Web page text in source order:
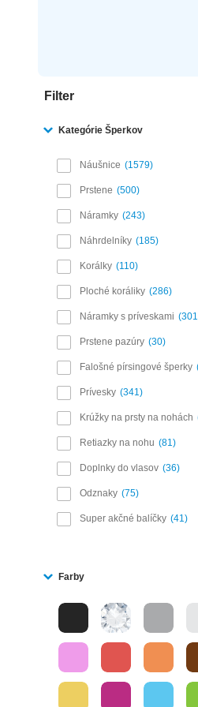
Filter
Kategórie Šperkov
Náušnice 1579
Prstene 500
Náramky 243
Náhrdelníky 185
Korálky 110
Ploché koráliky 286
Náramky s príveskami 301
Prstene pazúry 30
Falošné pírsingové šperky
Prívesky 341
Krúžky na prsty na nohách
Retiazky na nohu 81
Doplnky do vlasov 36
Odznaky 75
Super akčné balíčky 41
Farby